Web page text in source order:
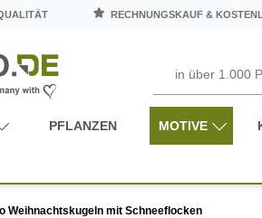
RECHNUNGSKAUF &
PFLANZEN MOTIVE
Weihnachtskugeln mit Schneeflocken